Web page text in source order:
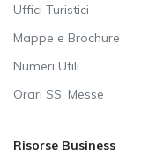
Uffici Turistici
Mappe e Brochure
Numeri Utili
Orari SS. Messe
Risorse Business